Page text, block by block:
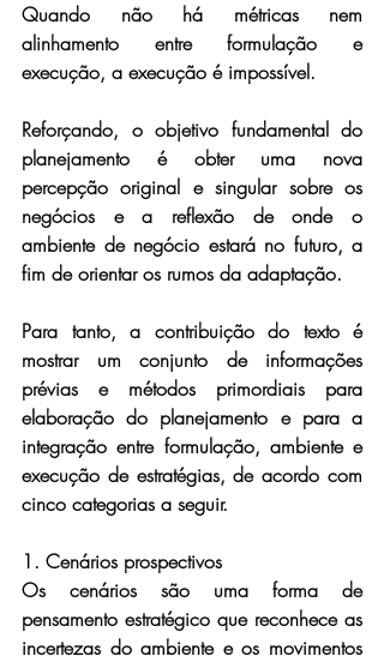
Quando não há métricas nem
alinhamento entre formulação e
execução, a execução é impossível.
Reforçando, o objetivo fundamental do
planejamento é obter uma nova
percepção original e singular sobre os
negócios e a reflexão de onde o
ambiente de negócio estará no futuro, a
fim de orientar os rumos da adaptação.
Para tanto, a contribuição do texto é
mostrar um conjunto de informações
prévias e métodos primordiais para
elaboração do planejamento e para a
integração entre formulação, ambiente e
execução de estratégias, de acordo com
cinco categorias a seguir.
1. Cenários prospectivos
Os cenários são uma forma de
pensamento estratégico que reconhece as
incertezas do ambiente e os movimentos